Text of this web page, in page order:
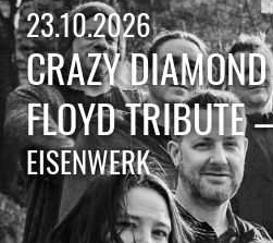
23.10.2026
CRAZY
FLOYD TRIBUTE
EISENWERK